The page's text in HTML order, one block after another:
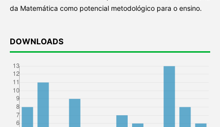
da Matemática como potencial metodológico para o ensino.
DOWNLOADS